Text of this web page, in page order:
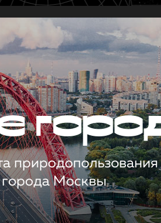
города Москвы